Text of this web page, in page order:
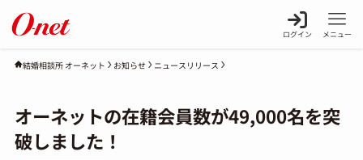
ログイン メニュー
結婚相談所 オーネット お知らせ ニュースリリース
オーネットの在籍会員数が49,000名を突
破しました！